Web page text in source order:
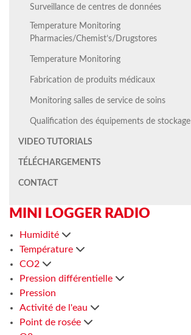
Surveillance de centres de données
Temperature Monitoring
Pharmacies/Chemist’s/Drugstores
Temperature Monitoring
Fabrication de produits médicaux
Monitoring salles de service de soins
Qualification des équipements de stockage
VIDEO TUTORIALS
TÉLÉCHARGEMENTS
CONTACT
MINI LOGGER RADIO
Humidité
Température
CO2
Pression différentielle
Pression
Activité de l'eau
Point de rosée